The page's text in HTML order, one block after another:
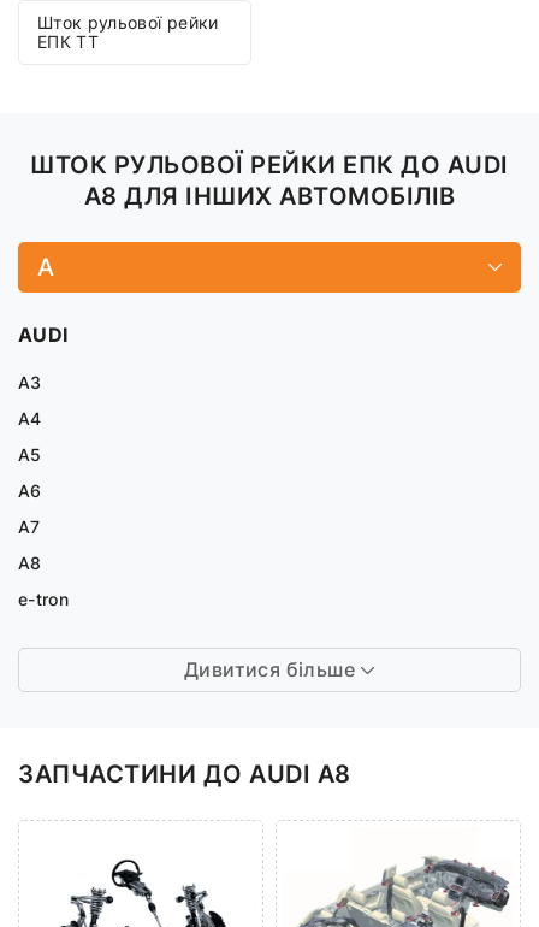
Шток рульової рейки
ЕПК TT
ШТОК РУЛЬОВОЇ РЕЙКИ ЕПК ДО AUDI
A8 ДЛЯ ІНШИХ АВТОМОБІЛІВ
A
AUDI
A3
A4
A5
A6
A7
A8
e-tron
Дивитися більше
ЗАПЧАСТИНИ ДО AUDI A8